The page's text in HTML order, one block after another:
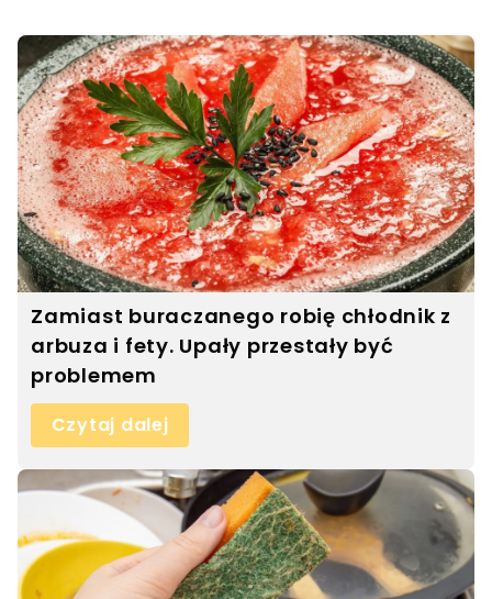
Zamiast buraczanego robię chłodnik z
arbuza i fety. Upały przestały być
problemem
Czytaj dalej